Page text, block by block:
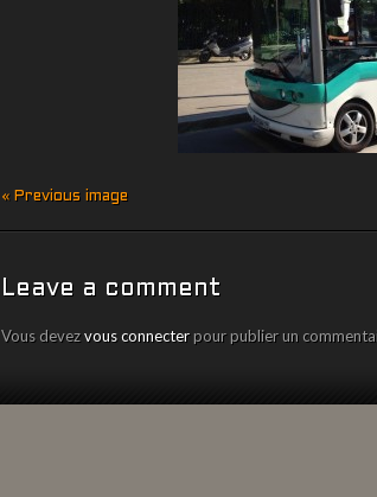
« Previous image
Leave a comment
Vous devezvous connecterpour publier un